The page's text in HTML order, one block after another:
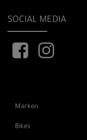
SOCIAL MEDIA
Marken
Bikes